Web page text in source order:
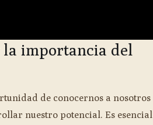
importancia del
de conocernos a nosotros
nuestro potencial. Es esencial